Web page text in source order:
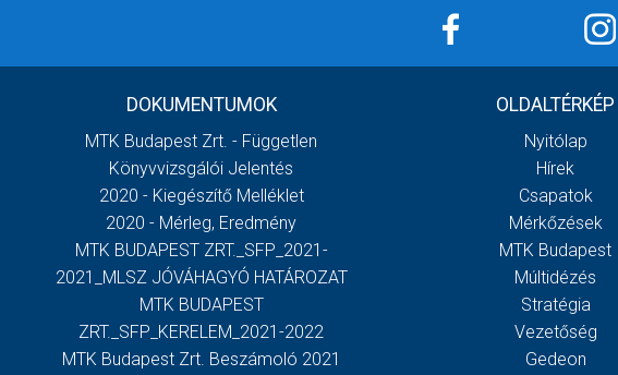
DOKUMENTUMOK
MTK Budapest Zrt. - Független
Könyvvizsgálói Jelentés
2020 - Kiegészítő Melléklet
2020 - Mérleg, Eredmény
MTK BUDAPEST ZRT._SFP_2021-
2021_MLSZ JÓVÁHAGYÓ HATÁROZAT
MTK BUDAPEST
ZRT._SFP_KERELEM_2021-2022
MTK Budapest Zrt. Beszámoló 2021
OLDALTÉRKÉP
Nyitólap
Hírek
Csapatok
Mérkőzések
MTK Budapest
Múltidézés
Stratégia
Vezetőség
Gedeon